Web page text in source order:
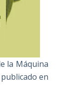
la Máquina
en